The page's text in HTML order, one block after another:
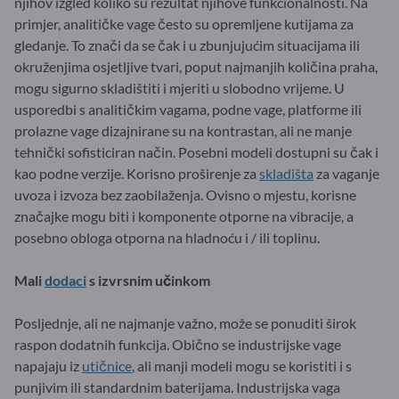
primjer, analitičke vage često su opremljene kutijama za
gledanje. To znači da se čak i u zbunjujućim situacijama ili
okruženjima osjetljive tvari, poput najmanjih količina praha,
mogu sigurno skladištiti i mjeriti u slobodno vrijeme. U
usporedbi s analitičkim vagama, podne vage, platforme ili
prolazne vage dizajnirane su na kontrastan, ali ne manje
tehnički sofisticiran način. Posebni modeli dostupni su čak i
kao podne verzije. Korisno proširenje za skladišta za vaganje
uvoza i izvoza bez zaobilaženja. Ovisno o mjestu, korisne
značajke mogu biti i komponente otporne na vibracije, a
posebno obloga otporna na hladnoću i / ili toplinu.
Malidodacis izvrsnim učinkom
Posljednje, ali ne najmanje važno, može se ponuditi širok
raspon dodatnih funkcija. Obično se industrijske vage
napajaju iz utičnice , ali manji modeli mogu se koristiti i s
punjivim ili standardnim baterijama. Industrijska vaga